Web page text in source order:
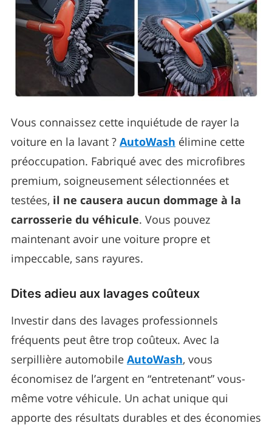
Vous connaissez cette inquiétude de rayer la
voiture en la lavant ? AutoWash élimine cette
préoccupation. Fabriqué avec des microfibres
premium, soigneusement sélectionnées et
testées, il ne causera aucun dommage à la
carrosserie du véhicule. Vous pouvez
maintenant avoir une voiture propre et
impeccable, sans rayures.
Dites adieu aux lavages coûteux
Investir dans des lavages professionnels
fréquents peut être trop coûteux. Avec la
serpillière automobile AutoWash, vous
économisez de l’argent en “entretenant” vous-
même votre véhicule. Un achat unique qui
apporte des résultats durables et des économies